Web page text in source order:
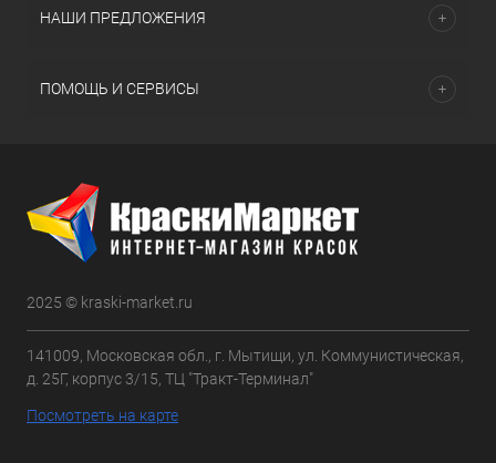
НАШИ ПРЕДЛОЖЕНИЯ
ПОМОЩЬ И СЕРВИСЫ
2025 © kraski-market.ru
141009, Московская обл., г. Мытищи, ул. Коммунистическая,
д. 25Г, корпус 3/15, ТЦ "Тракт-Терминал"
Посмотреть на карте